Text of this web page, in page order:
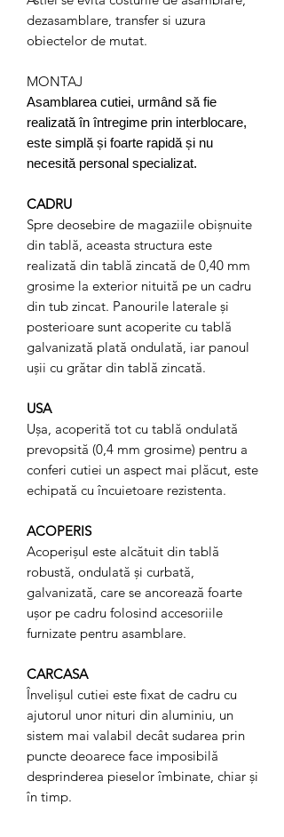
dezasamblare, transfer si uzura
obiectelor de mutat.
MONTAJ
Asamblarea cutiei, urmând să fie
realizată în întregime prin interblocare,
este simplă și foarte rapidă și nu
necesită personal specializat.
CADRU
Spre deosebire de magaziile obișnuite
din tablă, aceasta structura este
realizată din tablă zincată de 0,40 mm
grosime la exterior nituită pe un cadru
din tub zincat. Panourile laterale și
posterioare sunt acoperite cu tablă
galvanizată plată ondulată, iar panoul
ușii cu grătar din tablă zincată.
USA
Ușa, acoperită tot cu tablă ondulată
prevopsită (0,4 mm grosime) pentru a
conferi cutiei un aspect mai plăcut, este
echipată cu încuietoare rezistenta.
ACOPERIS
Acoperișul este alcătuit din tablă
robustă, ondulată și curbată,
galvanizată, care se ancorează foarte
ușor pe cadru folosind accesoriile
furnizate pentru asamblare.
CARCASA
Învelișul cutiei este fixat de cadru cu
ajutorul unor nituri din aluminiu, un
sistem mai valabil decât sudarea prin
puncte deoarece face imposibilă
desprinderea pieselor îmbinate, chiar și
în timp.